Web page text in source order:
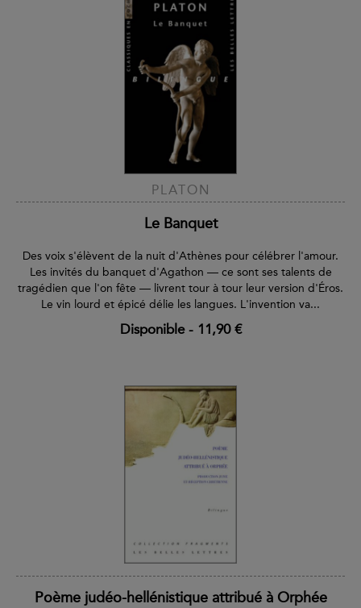
PLATON
Le Banquet
Des voix s'élèvent de la nuit d'Athènes pour célébrer l'amour.
Les invités du banquet d'Agathon — ce sont ses talents de
tragédien que l'on fête — livrent tour à tour leur version d'Éros.
Le vin lourd et épicé délie les langues. L'invention va...
Disponible- 11,90 €
Poème judéo-hellénistique attribué à Orphée